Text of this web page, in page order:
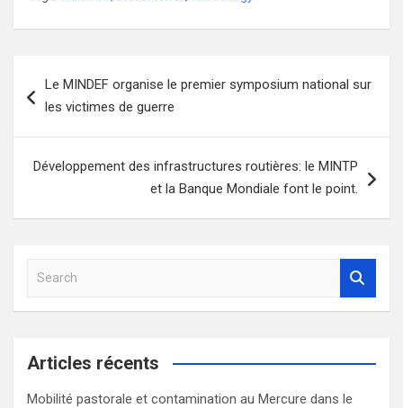
de
Le MINDEF organise le premier symposium national sur
les victimes de guerre
Développement des infrastructures routières: le MINTP
et la Banque Mondiale font le point.
a
c
Articles récents
Mobilité pastorale et contamination au Mercure dans le